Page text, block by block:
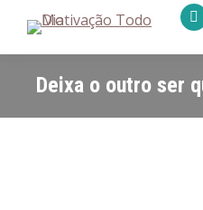
A
Deixa o outro ser